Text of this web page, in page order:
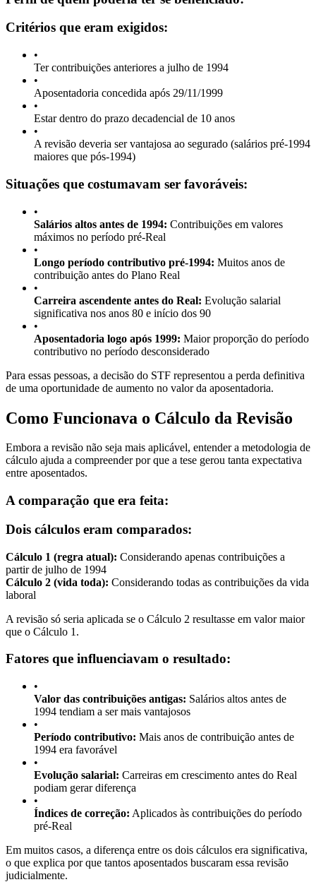
Critérios que eram exigidos:
•
Ter contribuições anteriores a julho de 1994
•
Aposentadoria concedida após 29/11/1999
•
Estar dentro do prazo decadencial de 10 anos
•
A revisão deveria ser vantajosa ao segurado (salários pré-1994
maiores que pós-1994)
Situações que costumavam ser favoráveis:
•
Salários altos antes de 1994: Contribuições em valores
máximos no período pré-Real
•
Longo período contributivo pré-1994: Muitos anos de
contribuição antes do Plano Real
•
Carreira ascendente antes do Real: Evolução salarial
significativa nos anos 80 e início dos 90
•
Aposentadoria logo após 1999: Maior proporção do período
contributivo no período desconsiderado
Para essas pessoas, a decisão do STF representou a perda definitiva
de uma oportunidade de aumento no valor da aposentadoria.
Como Funcionava o Cálculo da Revisão
Embora a revisão não seja mais aplicável, entender a metodologia de
cálculo ajuda a compreender por que a tese gerou tanta expectativa
entre aposentados.
A comparação que era feita:
Dois cálculos eram comparados:
Cálculo 1 (regra atual): Considerando apenas contribuições a
partir de julho de 1994
Cálculo 2 (vida toda): Considerando todas as contribuições da vida
laboral
A revisão só seria aplicada se o Cálculo 2 resultasse em valor maior
que o Cálculo 1.
Fatores que influenciavam o resultado:
•
Valor das contribuições antigas: Salários altos antes de
1994 tendiam a ser mais vantajosos
•
Período contributivo: Mais anos de contribuição antes de
1994 era favorável
•
Evolução salarial: Carreiras em crescimento antes do Real
podiam gerar diferença
•
Índices de correção: Aplicados às contribuições do período
pré-Real
Em muitos casos, a diferença entre os dois cálculos era significativa,
o que explica por que tantos aposentados buscaram essa revisão
judicialmente.